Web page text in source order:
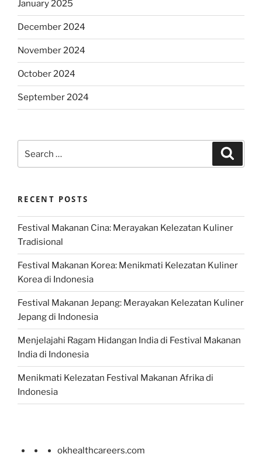
January 2025
December 2024
November 2024
October 2024
September 2024
for:
RECENT POSTS
Festival Makanan Cina: Merayakan Kelezatan Kuliner
Tradisional
Festival Makanan Korea: Menikmati Kelezatan Kuliner
Korea di Indonesia
Festival Makanan Jepang: Merayakan Kelezatan Kuliner
Jepang di Indonesia
Menjelajahi Ragam Hidangan India di Festival Makanan
India di Indonesia
Menikmati Kelezatan Festival Makanan Afrika di
Indonesia
okhealthcareers.com